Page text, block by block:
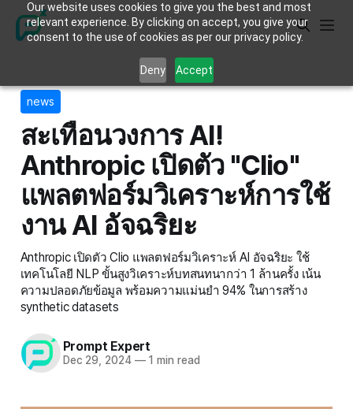
Our website uses cookies to give you the best and most
relevant experience. By clicking on accept, you give your
consent to the use of cookies as per our privacy policy.
Deny Accept
news
สะเทือนวงการ AI!
Anthropic เปิดตัว "Clio"
แพลตฟอร์มวิเคราะห์การใช้
งาน AI อัจฉริยะ
Anthropic เปิดตัว Clio แพลตฟอร์มวิเคราะห์ AI อัจฉริยะ ใช้
เทคโนโลยี NLP ขั้นสูงวิเคราะห์บทสนทนากว่า 1 ล้านครั้ง เน้น
ความปลอดภัยข้อมูล พร้อมความแม่นยำ 94% ในการสร้าง
synthetic datasets
Prompt Expert
Dec 29, 2024 —1 min read